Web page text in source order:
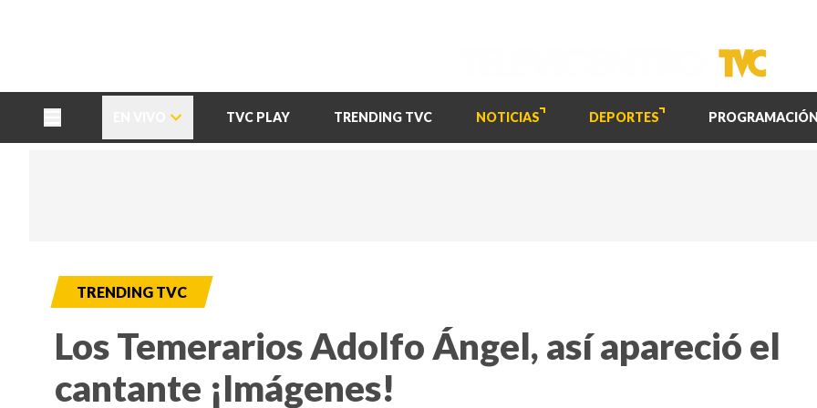
TVC PLAY TRENDING TVC NOTICIAS DEPORTES PROGRAMACIÓN
TRENDING TVC
Los Temerarios Adolfo Ángel, así apareció el
cantante ¡Imágenes!